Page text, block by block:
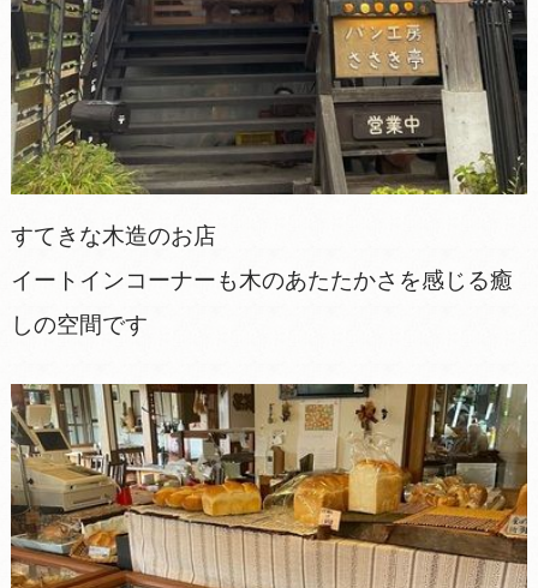
すてきな木造のお店
イートインコーナーも木のあたたかさを感じる癒
しの空間です